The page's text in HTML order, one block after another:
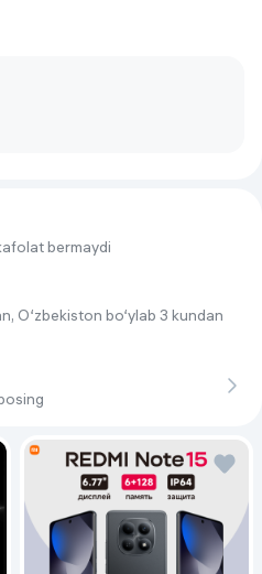
bermaydi
O‘zbekiston bo‘ylab 3 kundan